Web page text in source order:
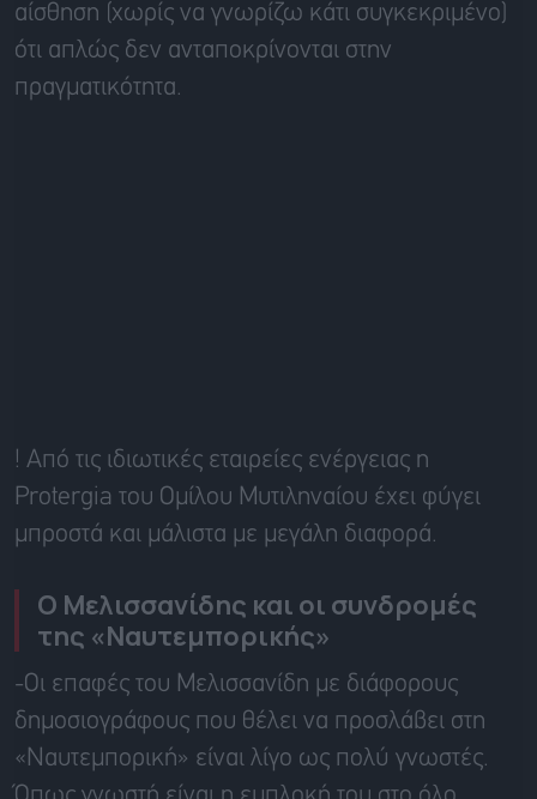
αίσθηση (χωρίς να γνωρίζω κάτι συγκεκριμένο)
ότι απλώς δεν ανταποκρίνονται στην
πραγματικότητα.
! Από τις ιδιωτικές εταιρείες ενέργειας η
Protergia του Ομίλου Μυτιληναίου έχει φύγει
μπροστά και μάλιστα με μεγάλη διαφορά.
Ο Μελισσανίδης και οι συνδρομές
της «Ναυτεμπορικής»
-Οι επαφές του Μελισσανίδη με διάφορους
δημοσιογράφους που θέλει να προσλάβει στη
«Ναυτεμπορική» είναι λίγο ως πολύ γνωστές.